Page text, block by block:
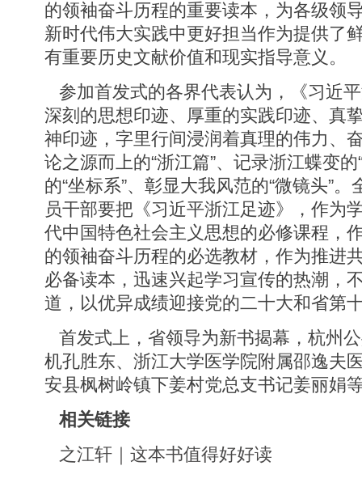
的领袖奋斗历程的重要读本，为各级领
新时代伟大实践中更好担当作为提供了
有重要历史文献价值和现实指导意义。
参加首发式的各界代表认为，《习近
深刻的思想印迹、厚重的实践印迹、真
神印迹，字里行间浸润着真理的伟力、
论之源而上的“浙江篇”、记录浙江蝶变
的“坐标系”、彰显大我风范的“微镜头”
员干部要把《习近平浙江足迹》，作为
代中国特色社会主义思想的必修课程，
的领袖奋斗历程的必选教材，作为推进
必备读本，迅速兴起学习宣传的热潮，
道，以优异成绩迎接党的二十大和省第
首发式上，省领导为新书揭幕，杭州
机孔胜东、浙江大学医学院附属邵逸夫
安县枫树岭镇下姜村党总支书记姜丽娟
相关链接
之江轩｜这本书值得好好读